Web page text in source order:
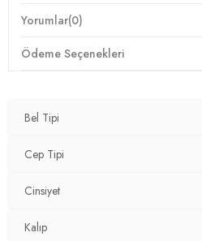
Üretim Yeri :
Türkiye
3DE11124S80NAPOLI.12
Yorumlar(0)
Ödeme Seçenekleri
Bel Tipi
Cep Tipi
Cinsiyet
Kalıp